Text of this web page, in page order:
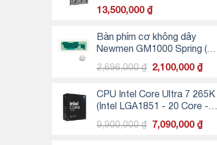
13,500,000 ₫
Bàn phím cơ không dây
Newmen GM1000 Spring (3
MODE/ Hotswap/ LED RGB)
- Kailhbox White
2,696,000₫
Giá
là:
2,696,000 ₫.
2,100,000 ₫
tại
là:
CPU Intel Core Ultra 7 265K
(Intel LGA1851 - 20 Core -
20 Thread - Base 3.3Ghz -
Turbo 5.5Ghz - Cache
9,900,000₫
Giá
7,090,000 ₫